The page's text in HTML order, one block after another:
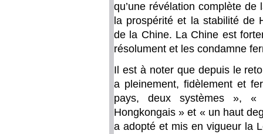
qu’une révélation complète
la prospérité et la stabilité de
de la Chine. La Chine est
résolument et les condamne
Il est à noter que depuis le
a pleinement, fidèlement et
pays, deux systèmes », «
Hongkongais » et « un haut
a adopté et mis en vigueur la